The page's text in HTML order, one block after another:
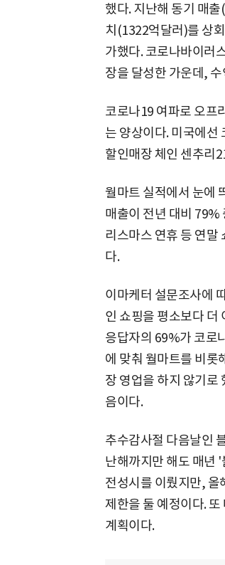
했다. 지난해 동기 매
치(1322억달러)를 상
가했다. 코로나바이러
장을 달성한 가운데,
코로나19 여파로 오프
는 양상이다. 미국에선
할인매장 체인 센추리
월마트 실적에서 눈에
매출이 전년 대비 79%
리스마스 연휴 등 연말
다.
이마케터 설문조사에
인 쇼핑을 평소보다 더
응답자의 69%가 코로
에 맞춰 월마트를 비롯
장 영업을 하지 않기로
음이다.
추수감사절 다음날인
난해까지만 해도 매년
전성시를 이뤘지만, 올
제한을 둘 예정이다.
계획이다.